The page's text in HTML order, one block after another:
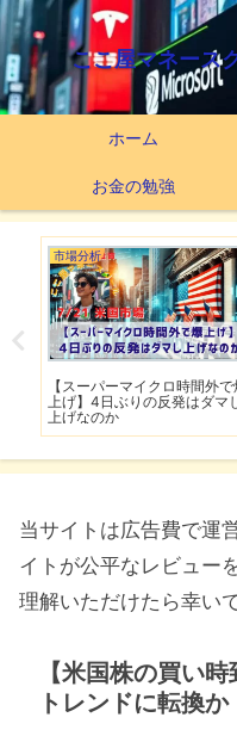
ここ屋マネース
ホーム
お金の勉強
市場分析
【スーパーマイクロ時間外で
上げ】4日ぶりの反発はダマ
上げなのか
当サイトは広告費で運
イトが公平なレビュー
理解いただけたら幸いで
【米国株の買い
トレンドに転換か